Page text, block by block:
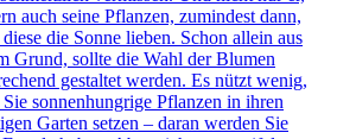
auch seine Pflanzen, zumindest dann,
die Sonne lieben. Schon allein aus
Grund, sollte die Wahl der Blumen
gestaltet werden. Es nützt wenig,
sonnenhungrige Pflanzen in ihren
Garten setzen – daran werden Sie